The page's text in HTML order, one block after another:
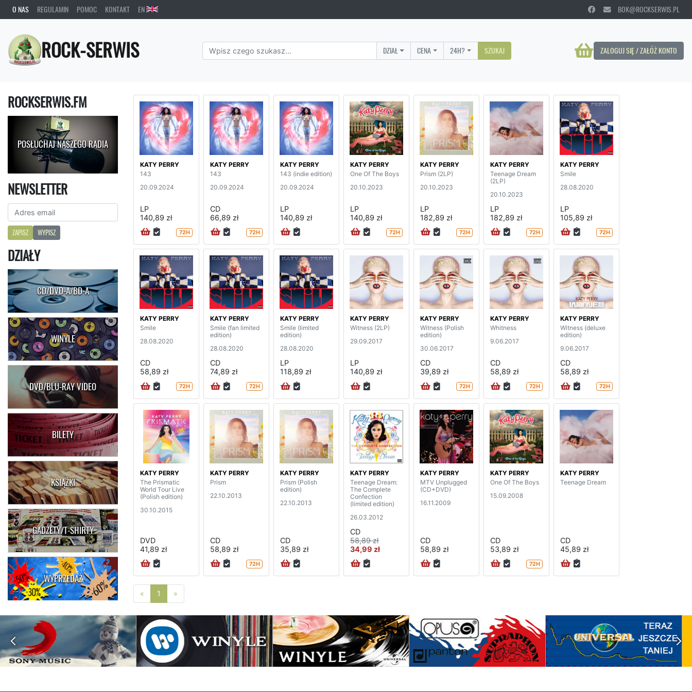
O NAS REGULAMIN POMOC KONTAKT EN BOK@ROCKSERWIS.PL
ROCK-SERWIS ZALOGUJ SIĘ / ZAŁÓŻ KONTO
DZIAŁ CENA 24H? SZUKAJ
ROCKSERWIS.FM
POSŁUCHAJ NASZEGO RADIA
NEWSLETTER
ZAPISZ WYPISZ
DZIAŁY
CD/DVD-A/BD-A
WINYLE
DVD/BLU-RAY VIDEO
BILETY
KSIĄŻKI
GADŻETY/T-SHIRTY
WYPRZEDAŻ
KATY PERRY
143
20.09.2024
LP
140,89 zł
72H
KATY PERRY
143
20.09.2024
CD
66,89 zł
72H
KATY PERRY
143 (indie edition)
20.09.2024
LP
140,89 zł
KATY PERRY
One Of The Boys
20.10.2023
LP
140,89 zł
72H
KATY PERRY
Prism (2LP)
20.10.2023
LP
182,89 zł
72H
KATY PERRY
Teenage Dream
(2LP)
20.10.2023
LP
182,89 zł
72H
KATY PERRY
Smile
28.08.2020
LP
105,89 zł
72H
KATY PERRY
Smile
28.08.2020
CD
58,89 zł
72H
KATY PERRY
Smile (fan limited
edition)
28.08.2020
CD
74,89 zł
72H
KATY PERRY
Smile (limited
edition)
28.08.2020
LP
118,89 zł
KATY PERRY
Witness (2LP)
29.09.2017
LP
140,89 zł
KATY PERRY
Witness (Polish
edition)
30.06.2017
CD
39,89 zł
72H
KATY PERRY
Whitness
9.06.2017
CD
58,89 zł
72H
KATY PERRY
Witness (deluxe
edition)
9.06.2017
CD
58,89 zł
72H
KATY PERRY
The Prismatic
World Tour Live
(Polish edition)
30.10.2015
DVD
41,89 zł
KATY PERRY
Prism
22.10.2013
CD
58,89 zł
72H
KATY PERRY
Prism (Polish
edition)
22.10.2013
CD
35,89 zł
KATY PERRY
Teenage Dream:
The Complete
Confection
(limited edition)
26.03.2012
CD
58,89 zł
34,99 zł
KATY PERRY
MTV Unplugged
(CD+DVD)
16.11.2009
CD
58,89 zł
KATY PERRY
One Of The Boys
15.09.2008
CD
53,89 zł
72H
KATY PERRY
Teenage Dream
CD
45,89 zł
« Poprzednia strona
1 »